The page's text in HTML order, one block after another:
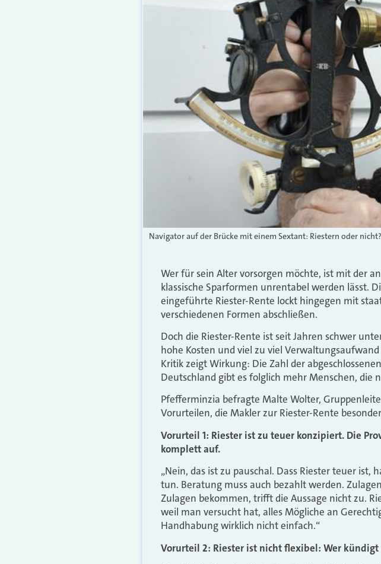
Navigator auf der Brücke mit einem Sextant: Riestern oder
Wer für sein Alter vorsorgen möchte, ist mit der
klassische Sparformen unrentabel werden lässt.
eingeführte Riester-Rente lockt hingegen mit
verschiedenen Formen abschließen.
Doch die Riester-Rente ist seit Jahren schwer
hohe Kosten und viel zu viel
Kritik zeigt Wirkung: Die Zahl der
Deutschland gibt es folglich mehr Menschen, die
Pfefferminzia befragte Malte Wolter,
Vorurteilen, die Makler zur Riester-Rente
Vorurteil 1: Riester ist zu teuer konzipiert. Die
komplett auf.
„Nein, das ist zu pauschal. Dass Riester teuer
tun. Beratung muss auch bezahlt werden.
Zulagen bekommen, trifft die Aussage nicht zu.
weil man versucht hat, alles Mögliche an
Handhabung wirklich nicht einfach.“
Vorurteil 2: Riester ist nicht flexibel: Wer